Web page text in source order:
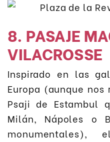
8. PASAJE
VILACROSSE
Inspirado en las
Europa (aunque
Psaji de Estambul
Milán, Nápoles o
monumentales),